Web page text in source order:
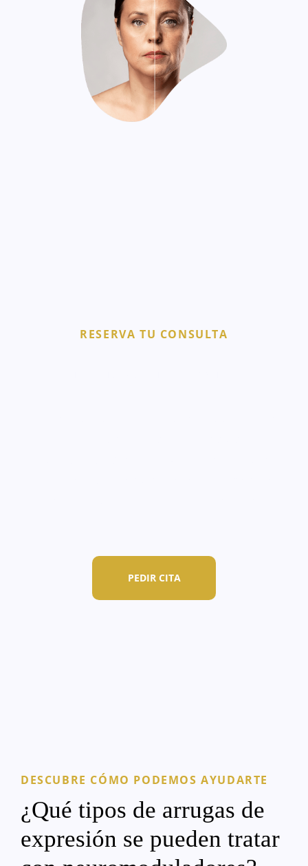
RESERVA TU CONSULTA
PEDIR CITA
DESCUBRE CÓMO PODEMOS AYUDARTE
¿Qué tipos de arrugas de
expresión se pueden tratar